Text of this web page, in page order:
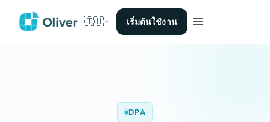
🇹🇭 เริ่มต้นใช้งาน
DPA